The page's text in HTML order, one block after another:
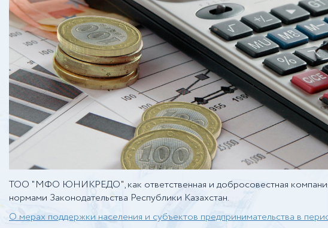
ТОО "МФО ЮНИКРЕДО", как ответственная и добросовестная компания,
нормами Законодательства Республики Казахстан.
О мерах поддержки населения и субъектов предпринимательства в